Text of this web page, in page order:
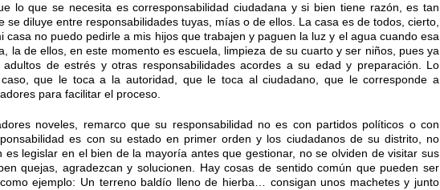
lo que se necesita es corresponsabilidad ciudadana y si bien tiene razón, es tan
se diluye entre responsabilidades tuyas, mías o de ellos. La casa es de todos, cierto,
casa no puedo pedirle a mis hijos que trabajen y paguen la luz y el agua cuando esa
la de ellos, en este momento es escuela, limpieza de su cuarto y ser niños, pues ya
de estrés y otras responsabilidades acordes a su edad y preparación. Lo
que le toca a la autoridad, que le toca al ciudadano, que le corresponde a
para facilitar el proceso.
noveles, remarco que su responsabilidad no es con partidos políticos o con
es con su estado en primer orden y los ciudadanos de su distrito, no
es legislar en el bien de la mayoría antes que gestionar, no se olviden de visitar sus
quejas, agradezcan y solucionen. Hay cosas de sentido común que pueden ser
ejemplo: Un terreno baldío lleno de hierba… consigan unos machetes y junto